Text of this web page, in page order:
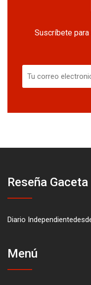
Suscríbete
Reseña Gaceta
Diario
Menú